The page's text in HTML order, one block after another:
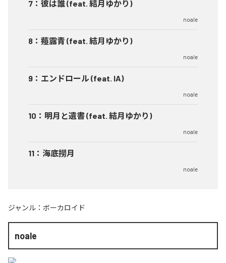
7 ： 彼は誰 (feat. 結月ゆかり)
noale
8 ： 薤露青 (feat. 結月ゆかり)
noale
9 ： エンドロール (feat. IA)
noale
10 ： 明月と遺書 (feat. 結月ゆかり)
noale
11 ： 海底撈月
noale
ジャンル： ボーカロイド
noale